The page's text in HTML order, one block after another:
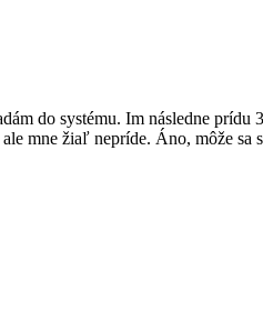
do systému. Im následne
mne žiaľ nepríde. Áno, môže sa